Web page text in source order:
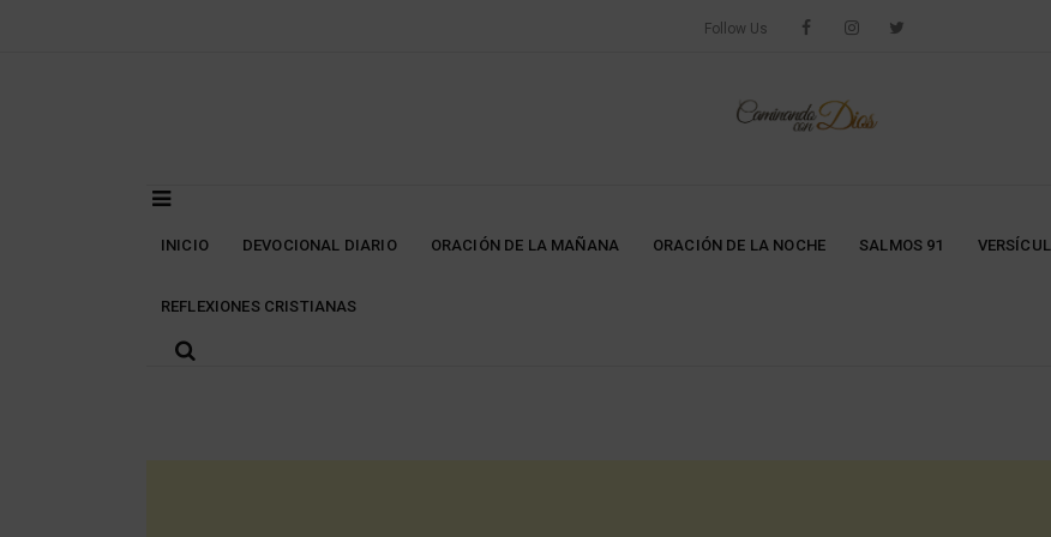
Follow Us
INICIO DEVOCIONAL DIARIO ORACIÓN DE LA MAÑANA ORACIÓN DE LA NOCHE SALMOS 91
REFLEXIONES CRISTIANAS